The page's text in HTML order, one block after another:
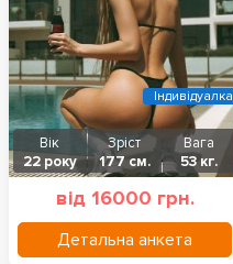
Вік
22 року
Зріст
177 см.
Вага
53 кг.
від 16000 грн.
Детальна анкета
Індивідуалка